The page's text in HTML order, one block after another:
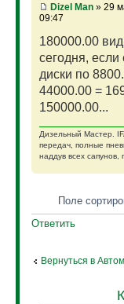
Dizel Man» 29
09:47
180000.00
сегодня, если
диски по
44000.00 =
150000.00...
Дизельный Мастер.
передач, полные
наддув всех сапунов,
Поле
Ответить
Вернуться в